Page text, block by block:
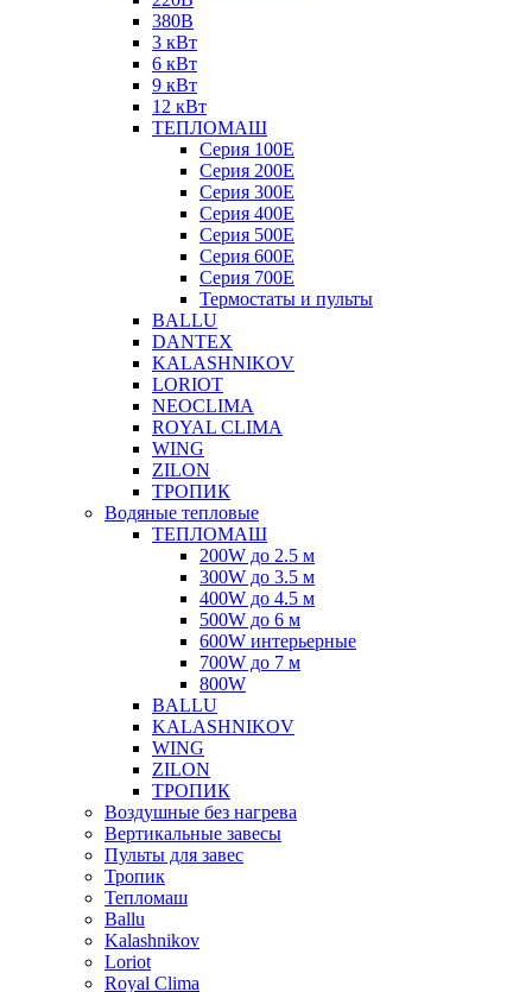
380В
3 кВт
6 кВт
9 кВт
12 кВт
ТЕПЛОМАШ
Серия 100E
Серия 200E
Серия 300E
Серия 400E
Серия 500E
Серия 600E
Серия 700E
Термостаты и пульты
BALLU
DANTEX
KALASHNIKOV
LORIOT
NEOCLIMA
ROYAL CLIMA
WING
ZILON
ТРОПИК
Водяные тепловые
ТЕПЛОМАШ
200W до 2.5 м
300W до 3.5 м
400W до 4.5 м
500W до 6 м
600W интерьерные
700W до 7 м
800W
BALLU
KALASHNIKOV
WING
ZILON
ТРОПИК
Воздушные без нагрева
Вертикальные завесы
Пульты для завес
Тропик
Тепломаш
Ballu
Kalashnikov
Loriot
Royal Clima